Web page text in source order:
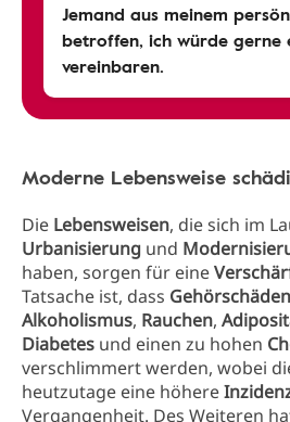
Jemand aus meinem
betroffen, ich würde gerne
vereinbaren.
Moderne Lebensweise
Die Lebensweisen, die sich im
Urbanisierung und
haben, sorgen für eine
Tatsache ist, dass Gehörschäden
Alkoholismus, Rauchen,
Diabetes und einen zu hohen
verschlimmert werden, wobei
heutzutage eine höhere
Vergangenheit. Des Weiteren